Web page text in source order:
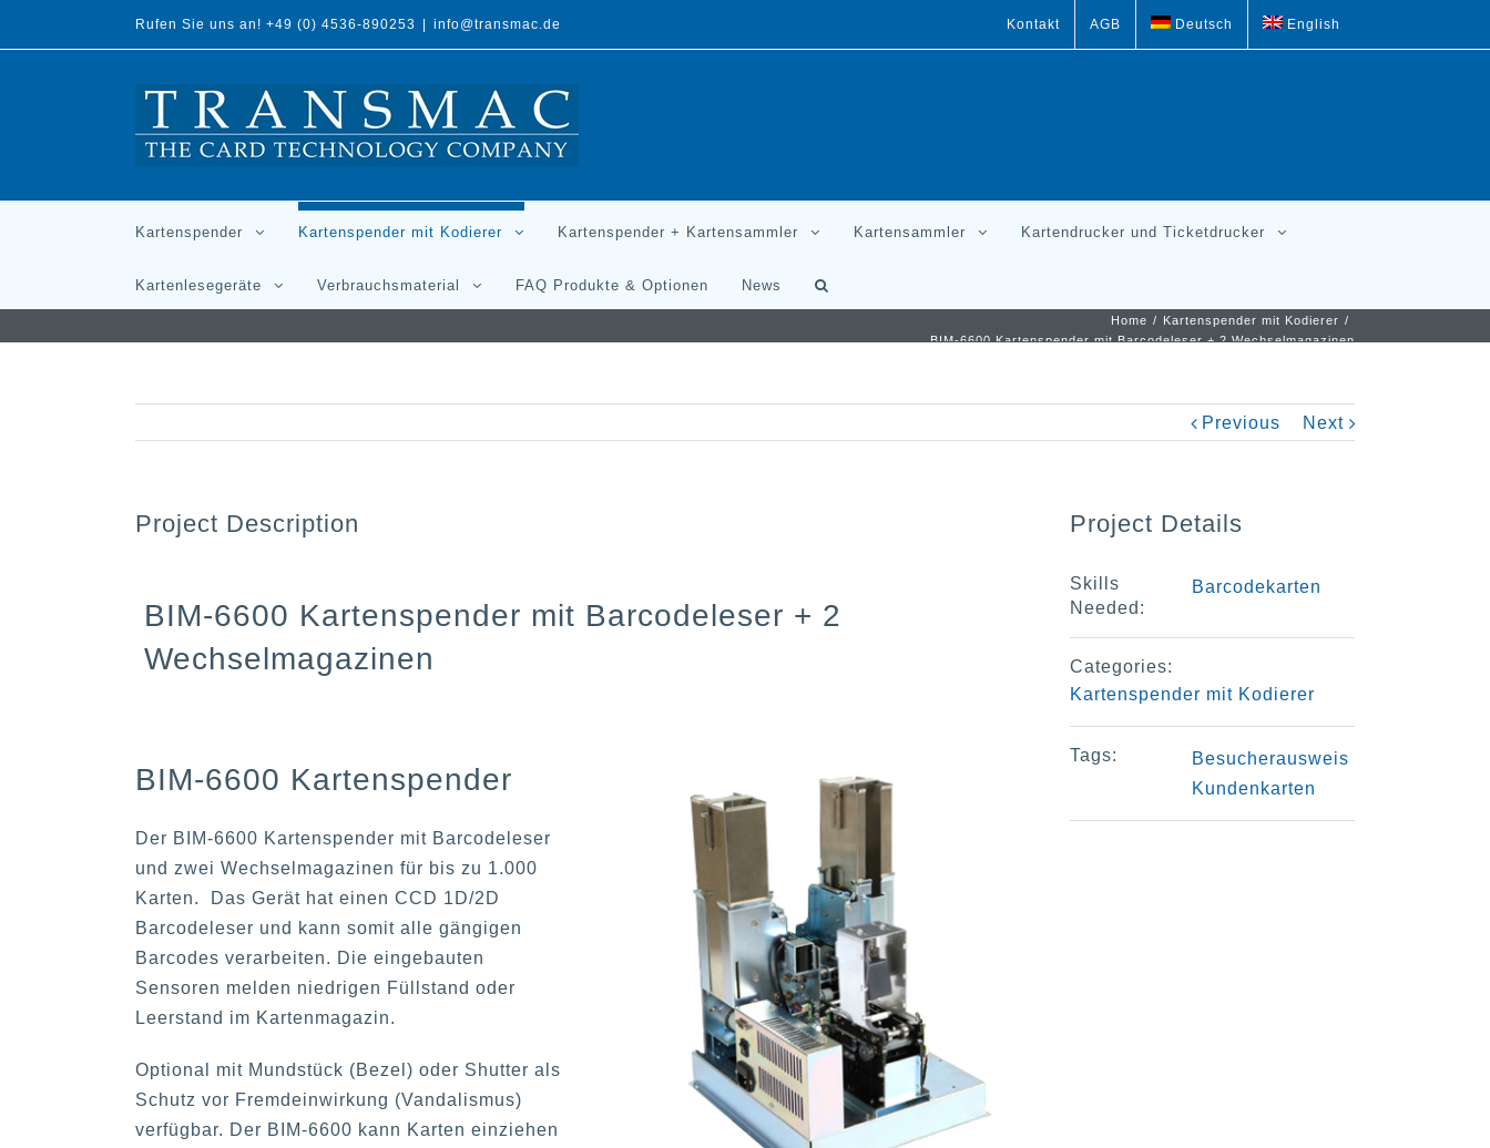
Rufen Sie uns an! +49 (0) 4536-890253 info@transmac.de Kontakt AGB Deutsch English
Kartenspender Kartenspender mit Kodierer Kartenspender + Kartensammler Kartensammler Kartendrucker und Ticketdrucker
Kartenlesegeräte Verbrauchsmaterial FAQ Produkte & Optionen News
Home / Kartenspender mit Kodierer /
BIM-6600 Kartenspender mit Barcodeleser + 2 Wechselmagazinen
Previous Next
Project Description
BIM-6600 Kartenspender mit Barcodeleser + 2
Wechselmagazinen
BIM-6600 Kartenspender
Der BIM-6600 Kartenspender mit Barcodeleser
und zwei Wechselmagazinen für bis zu 1.000
Karten. Das Gerät hat einen CCD 1D/2D
Barcodeleser und kann somit alle gängigen
Barcodes verarbeiten. Die eingebauten
Sensoren melden niedrigen Füllstand oder
Leerstand im Kartenmagazin.
Optional mit Mundstück (Bezel) oder Shutter als
Schutz vor Fremdeinwirkung (Vandalismus)
verfügbar. Der BIM-6600 kann Karten einziehen
Project Details
Skills
Needed:
Barcodekarten
Categories:
Kartenspender mit Kodierer
Tags:
Besucherausweis
Kundenkarten